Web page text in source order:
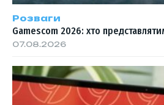
Розваги
Gamescom 2026: хто
07.08.2026